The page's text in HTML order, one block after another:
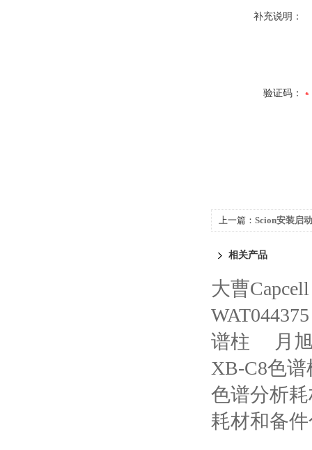
补充说明：
验证码：
上一篇： Scion安装启
相关产品
大曹
谱柱
月
XB-C8色谱
色谱分析
耗材和备